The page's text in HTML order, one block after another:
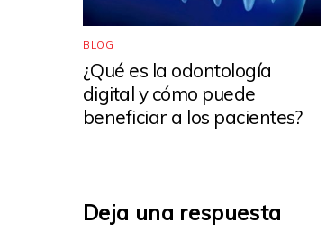
BLOG
¿Qué es la odontología
digital y cómo puede
beneficiar a los pacientes?
Deja una respuesta